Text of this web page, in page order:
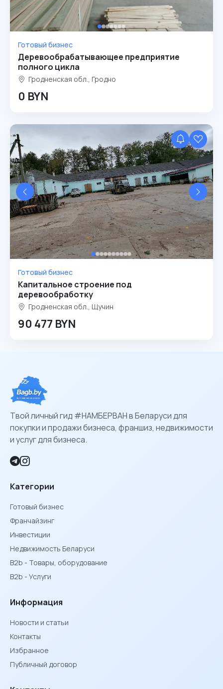
Готовый бизнес
Деревообрабатывающее предприятие
полного цикла
Гродненская обл., Гродно
0 BYN
Готовый бизнес
Капитальное строение под
деревообработку
Гродненская обл., Щучин
90 477 BYN
Твой личный гид #НАМБЕРВАН в Беларуси для
покупки и продажи бизнеса, франшиз, недвижимости
и услуг для бизнеса.
Категории
Готовый бизнес
Франчайзинг
Инвестиции
Недвижимость Беларуси
B2b - Товары, оборудование
B2b - Услуги
Информация
Новости и статьи
Контакты
Избранное
Публичный договор